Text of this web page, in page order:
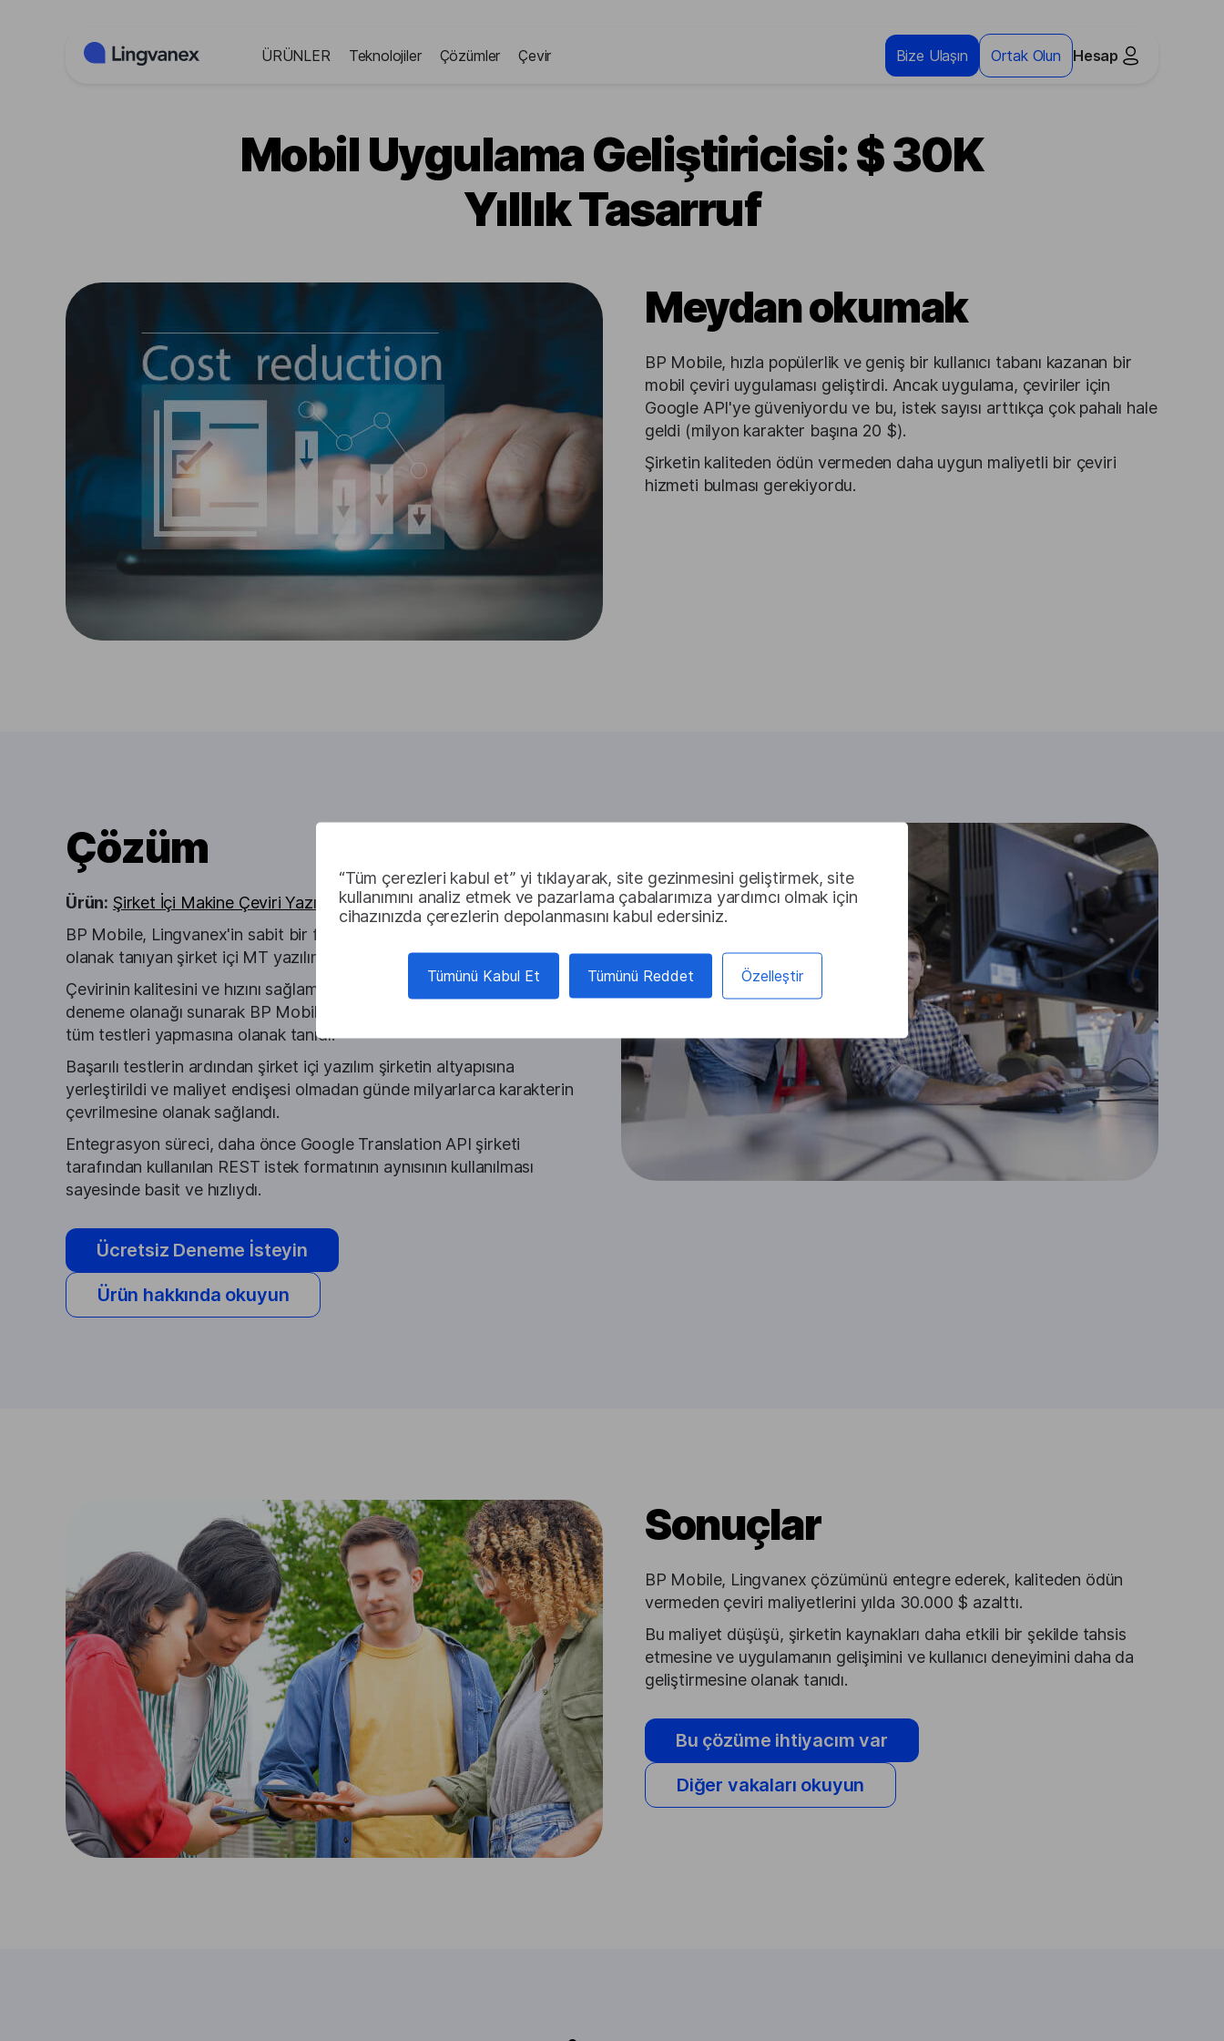
“Tüm çerezleri kabul et” yi tıklayarak, site gezinmesini geliştirmek, site
kullanımını analiz etmek ve pazarlama çabalarımıza yardımcı olmak için
cihazınızda çerezlerin depolanmasını kabul edersiniz.
Tümünü Kabul Et Tümünü Reddet Özelleştir
ÜRÜNLER Teknolojiler Çözümler Çevir Bize Ulaşın Ortak Olun Hesap
Mobil Uygulama Geliştiricisi: $ 30K
Yıllık Tasarruf
Meydan okumak
BP Mobile, hızla popülerlik ve geniş bir kullanıcı tabanı kazanan bir
mobil çeviri uygulaması geliştirdi. Ancak uygulama, çeviriler için
Google API'ye güveniyordu ve bu, istek sayısı arttıkça çok pahalı hale
geldi (milyon karakter başına 20 $).
Şirketin kaliteden ödün vermeden daha uygun maliyetli bir çeviri
hizmeti bulması gerekiyordu.
Çözüm
Ürün: Şirket İçi Makine Çeviri Yazılımı
BP Mobile, Lingvanex'in sabit bir fiyata sınırsız metin çevirisine
olanak tanıyan şirket içi MT yazılımını seçti.
Çevirinin kalitesini ve hızını sağlamak için Lingvanex, bir aylık ücretsiz
deneme olanağı sunarak BP Mobile'ın entegrasyondan önce gerekli
tüm testleri yapmasına olanak tanıdı.
Başarılı testlerin ardından şirket içi yazılım şirketin altyapısına
yerleştirildi ve maliyet endişesi olmadan günde milyarlarca karakterin
çevrilmesine olanak sağlandı.
Entegrasyon süreci, daha önce Google Translation API şirketi
tarafından kullanılan REST istek formatının aynısının kullanılması
sayesinde basit ve hızlıydı.
Ücretsiz Deneme İsteyin
Ürün hakkında okuyun
Sonuçlar
BP Mobile, Lingvanex çözümünü entegre ederek, kaliteden ödün
vermeden çeviri maliyetlerini yılda 30.000 $ azalttı.
Bu maliyet düşüşü, şirketin kaynakları daha etkili bir şekilde tahsis
etmesine ve uygulamanın gelişimini ve kullanıcı deneyimini daha da
geliştirmesine olanak tanıdı.
Bu çözüme ihtiyacım var
Diğer vakaları okuyun